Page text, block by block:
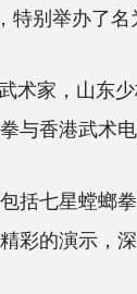
举办了名
家，山东
香港武术电
七星螳螂
的演示，